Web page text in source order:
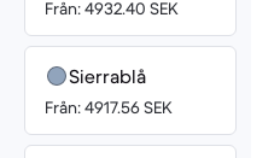
Från: 4932.40 SEK
Sierrablå
Från: 4917.56 SEK